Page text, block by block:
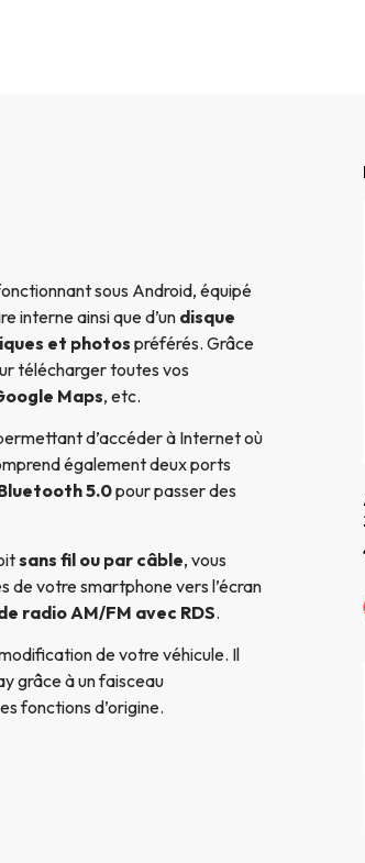
sous Android, équipé
interne ainsi que d’un disque
et photospréférés. Grâce
télécharger toutes vos
Maps, etc.
d’accéder à Internet où
également deux ports
5.0pour passer des
sans fil ou par câble, vous
votre smartphone vers l’écran
radio AM/FM avec RDS.
de votre véhicule. Il
grâce à un faisceau
fonctions d’origine.